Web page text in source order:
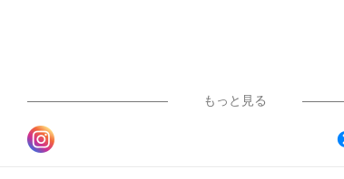
もっと見る